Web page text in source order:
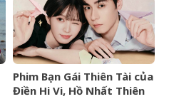
TIFF 2026
Phim Bạn Gái Thiên Tài của
Điền Hi Vi, Hồ Nhất Thiên